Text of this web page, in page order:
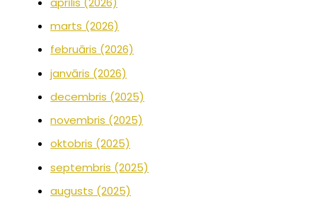
marts (2026)
februāris (2026)
janvāris (2026)
decembris (2025)
novembris (2025)
oktobris (2025)
septembris (2025)
augusts (2025)